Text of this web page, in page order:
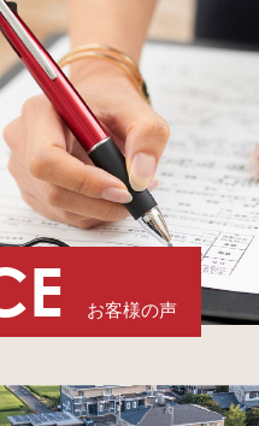
お客様の声